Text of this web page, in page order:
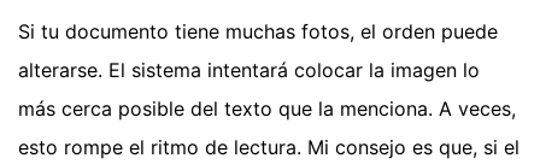
Si tu documento tiene muchas fotos, el orden puede
alterarse. El sistema intentará colocar la imagen lo
más cerca posible del texto que la menciona. A veces,
esto rompe el ritmo de lectura. Mi consejo es que, si el